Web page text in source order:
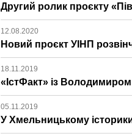
Другий ролик проєкту
12.08.2020
Новий проєкт УІНП
18.11.2019
«ІстФакт» із
05.11.2019
У Хмельницькому